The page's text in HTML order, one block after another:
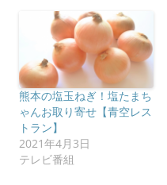
熊本の塩玉ねぎ！塩たまち
ゃんお取り寄せ【青空レス
トラン】
2021年4月3日
テレビ番組